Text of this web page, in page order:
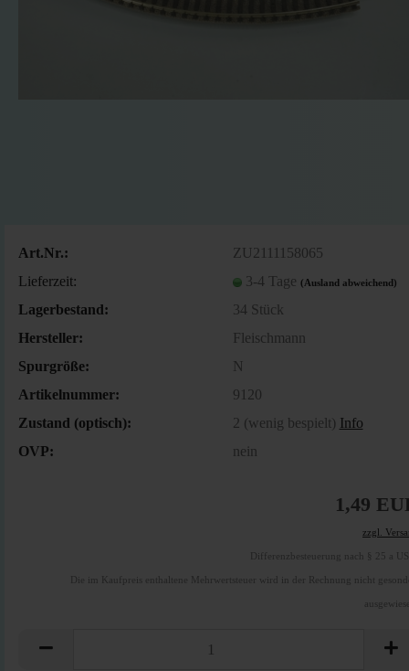
Art.Nr.:
ZU2111158065
Lieferzeit:
3-4 Tage (Ausland abweichend)
Lagerbestand: 34 Stück
Hersteller:
Fleischmann
Spurgröße:
N
Artikelnummer:
9120
Zustand (optisch):
2 (wenig bespielt) Info
OVP:
nein
1,49
zzgl.
Differenzbesteuerung nach § 25 a
Die im Kaufpreis enthaltene Mehrwertsteuer wird in der Rechnung nicht